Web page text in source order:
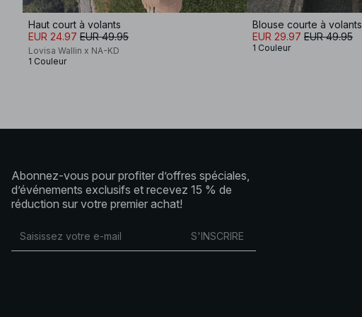
Haut court à volants
EUR 24.97 EUR 49.95
Lovisa Wallin x NA-KD
1 Couleur
Blouse courte à volants
EUR 29.97 EUR 49.95
1 Couleur
Abonnez-vous pour profiter d’offres spéciales,
d’événements exclusifs et recevez 15 % de
réduction sur votre premier achat!
S'INSCRIRE